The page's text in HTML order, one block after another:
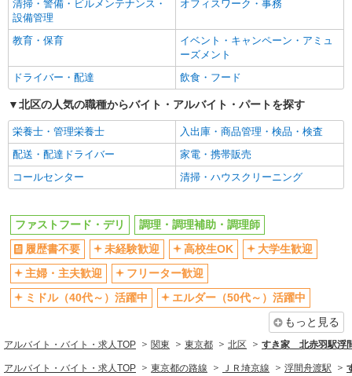
ミドル（40代～）活躍中
エルダー（50代～）活躍中
シニア（60代～）活躍中
週2～3日勤務OK
深夜
扶養内勤務OK
交通費支給
社会保険あり
まかない・食事補助
社割・特典あり
制服貸与
研修制度あり
社員登用あり
同じ職種から求人を探す
ファストフード・デリ
調理・調理補助・調理師
同じ特徴から求人を探す
未経験歓迎
高校生OK
大学生歓迎
ミドル（40代～）活躍中
短時間勤務（1日4h以内）OK
深夜
扶養内勤務OK
交通費支給
社会保険あり
清掃・警備・ビルメンテナンス・
設備管理
オフィスワーク・事務
教育・保育
イベント・キャンペーン・アミュ
ーズメント
ドライバー・配達
飲食・フード
北区の人気の職種からバイト・アルバイト・パートを探す
栄養士・管理栄養士
入出庫・商品管理・検品・検査
配送・配達ドライバー
家電・携帯販売
コールセンター
清掃・ハウスクリーニング
ファストフード・デリ
調理・調理補助・調理師
履歴書不要
未経験歓迎 高校生OK
大学生歓迎
主婦・主夫歓迎
フリーター歓迎
ミドル（40代～）活躍中
エルダー（50代～）活躍中
もっと見る
アルバイト・バイト・求人TOP 関東 東京都 北区 すき家 北赤羽駅浮
アルバイト・バイト・求人TOP 東京都の路線 ＪＲ埼京線 浮間舟渡駅